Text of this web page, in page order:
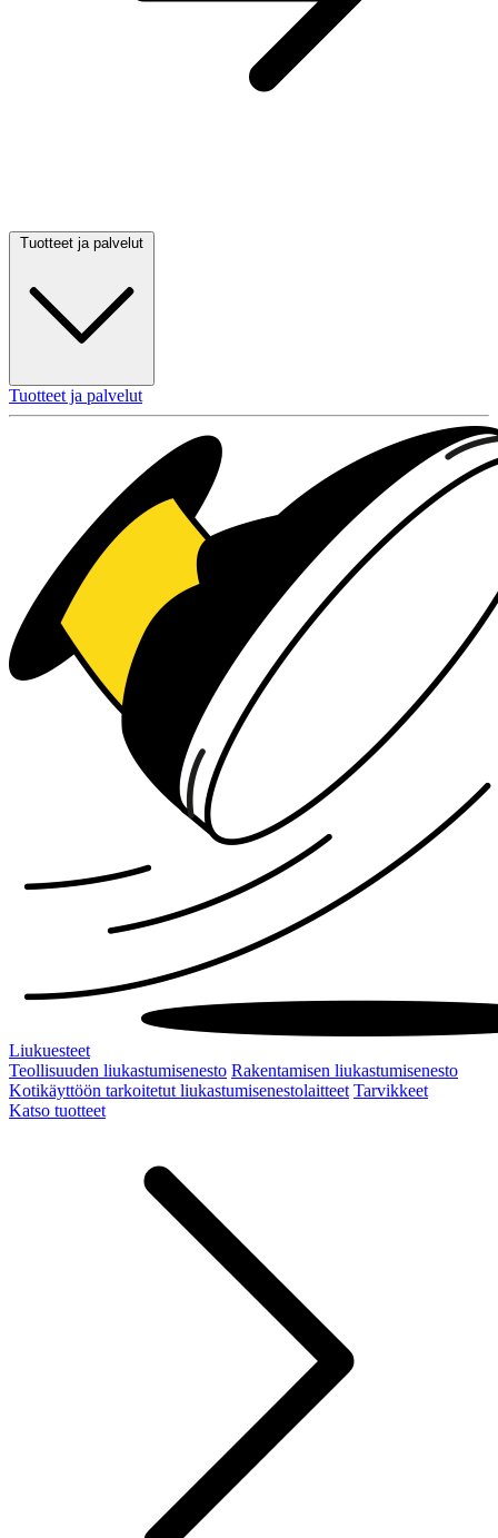
Tuotteet ja palvelut
Tuotteet ja palvelut
Liukuesteet
Teollisuuden liukastumisenesto Rakentamisen liukastumisenesto
Kotikäyttöön tarkoitetut liukastumisenestolaitteet Tarvikkeet
Katso tuotteet